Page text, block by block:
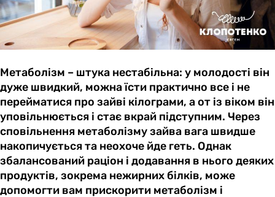
Метаболізм – штука нестабільна: у молодості він
дуже швидкий, можна їсти практично все і не
перейматися про зайві кілограми, а от із віком він
уповільнюється і стає вкрай підступним. Через
сповільнення метаболізму зайва вага швидше
накопичується та неохоче йде геть. Однак
збалансований раціон і додавання в нього деяких
продуктів, зокрема нежирних білків, може
допомогти вам прискорити метаболізм і